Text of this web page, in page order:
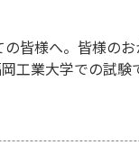
皆様へ。皆様の
工業大学での試験